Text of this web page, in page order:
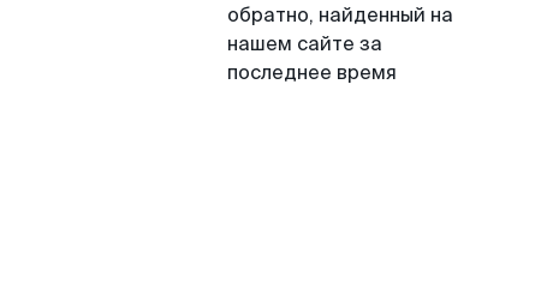
обратно, найденный на
нашем сайте за
последнее время